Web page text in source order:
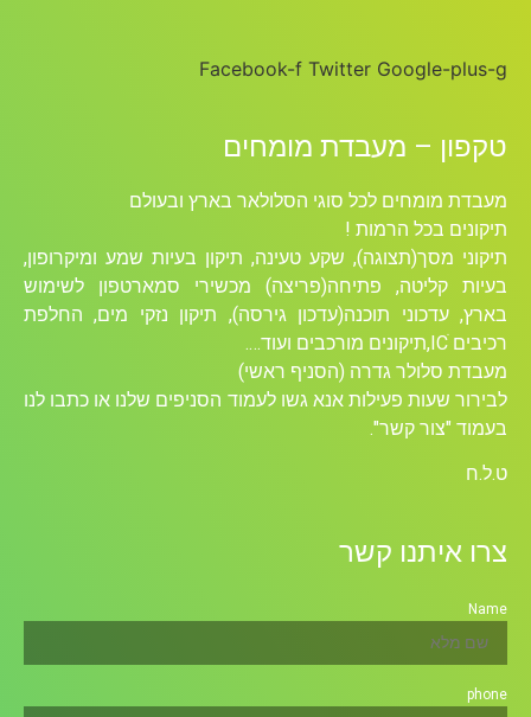
Facebook-f Twitter Google-plus-g
טקפון – מעבדת מומחים
מעבדת מומחים לכל סוגי הסלולאר בארץ ובעולם
תיקונים בכל הרמות !
תיקוני מסך(תצוגה), שקע טעינה, תיקון בעיות שמע ומיקרופון,
בעיות קליטה, פתיחה(פריצה) מכשירי סמארטפון לשימוש
בארץ, עדכוני תוכנה(עדכון גירסה), תיקון נזקי מים, החלפת
רכיבים ICׁ,תיקונים מורכבים ועוד….
מעבדת סלולר גדרה (הסניף ראשי)
לבירור שעות פעילות אנא גשו לעמוד הסניפים שלנו או כתבו לנו
בעמוד "צור קשר".
ט.ל.ח
צרו איתנו קשר
Name
phone